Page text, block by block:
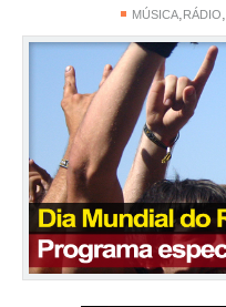
MÚSICA,RÁDIO,